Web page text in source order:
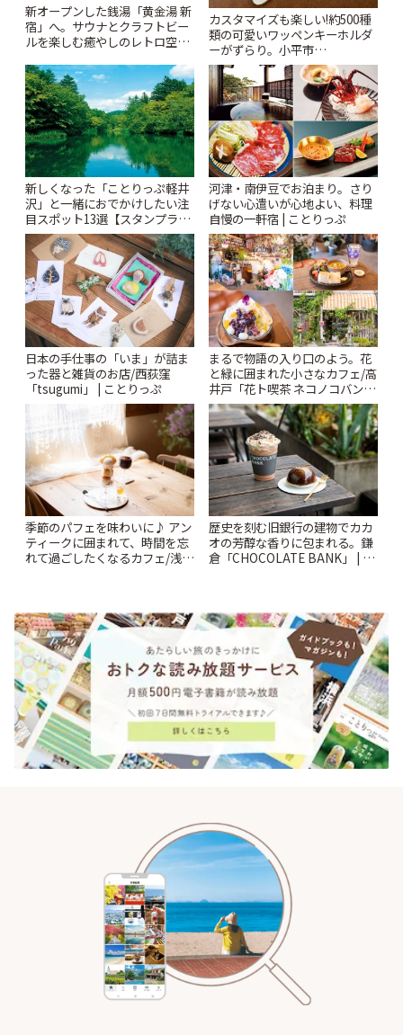
新オープンした銭湯「黄金湯 新
宿」へ。サウナとクラフトビー
ルを楽しむ癒やしのレトロ空間
カスタマイズも楽しい!約500種
類の可愛いワッペンキーホルダ
ーがずらり。小平市
「Kimamaya T&K」 | ことりっ
ぷ
新しくなった「ことりっぷ軽井
沢」と一緒におでかけしたい注
目スポット13選【スタンプラリ
ー開催中】 | ことりっぷ
河津・南伊豆でお泊まり。さり
げない心遣いが心地よい、料理
自慢の一軒宿 | ことりっぷ
日本の手仕事の「いま」が詰ま
った器と雑貨のお店/西荻窪
「tsugumi」 | ことりっぷ
まるで物語の入り口のよう。花
と緑に囲まれた小さなカフェ/高
井戸「花ト喫茶 ネコノコバン」
| ことりっぷ
季節のパフェを味わいに♪ アン
ティークに囲まれて、時間を忘
れて過ごしたくなるカフェ/浅草
歴史を刻む旧銀行の建物でカカ
オの芳醇な香りに包まれる。鎌
倉「CHOCOLATE BANK」 | こ